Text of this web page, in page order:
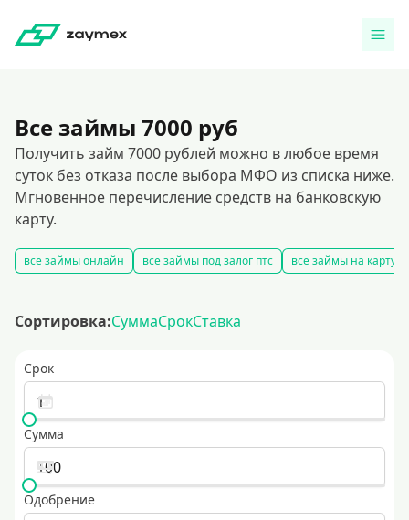
Все займы 7000 руб
Получить займ 7000 рублей можно в любое время
суток без отказа после выбора МФО из списка ниже.
Мгновенное перечисление средств на банковскую
карту.
все займы онлайн все займы под залог птс все займы на карту
Сортировка:СуммаСрокСтавка
Срок
Сумма
Одобрение